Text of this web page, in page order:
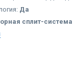
Да
сплит-система